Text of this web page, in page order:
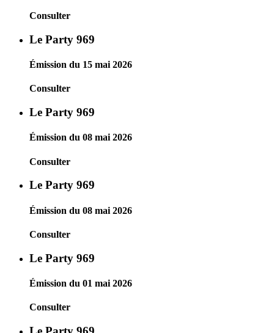
Consulter
Le Party 969
Émission du 15 mai 2026
Consulter
Le Party 969
Émission du 08 mai 2026
Consulter
Le Party 969
Émission du 08 mai 2026
Consulter
Le Party 969
Émission du 01 mai 2026
Consulter